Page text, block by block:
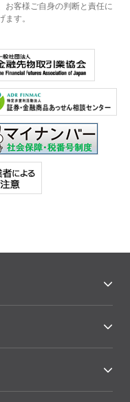
お客様ご自身の判断と責任に
す。